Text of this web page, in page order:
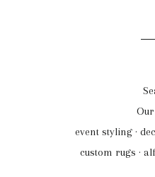
event styling ·
custom rugs ·